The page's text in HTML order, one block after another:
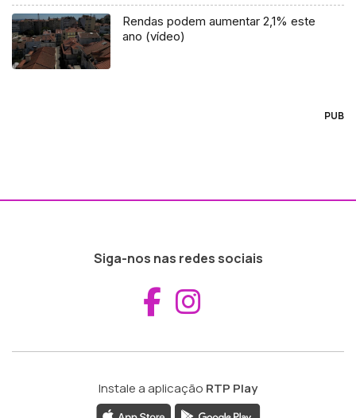
Rendas podem aumentar 2,1% este
ano (vídeo)
PUB
Siga-nos nas redes sociais
Aceder ao
Instale a aplicação RTP Play